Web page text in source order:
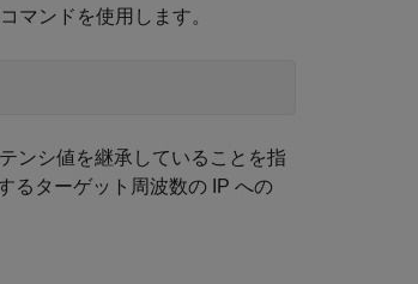
マンドを使用します。
ンシ値を継承していることを指
るターゲット周波数の IP への